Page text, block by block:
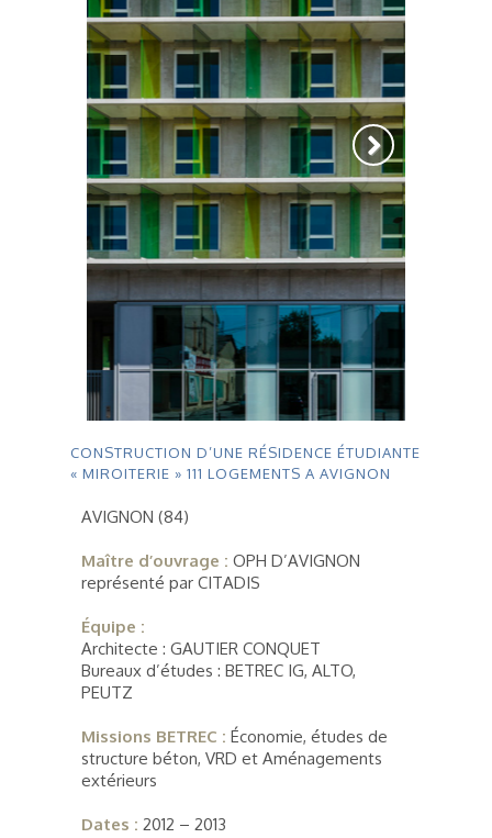
CONSTRUCTION D’UNE RÉSIDENCE ÉTUDIANTE
« MIROITERIE » 111 LOGEMENTS A AVIGNON
AVIGNON (84)
Maître d’ouvrage : OPH D’AVIGNON
représenté par CITADIS
Équipe :
Architecte : GAUTIER CONQUET
Bureaux d’études : BETREC IG, ALTO,
PEUTZ
Missions BETREC : Économie, études de
structure béton, VRD et Aménagements
extérieurs
Dates : 2012 – 2013